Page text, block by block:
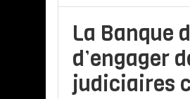
La Banque
d’engager
judiciaires